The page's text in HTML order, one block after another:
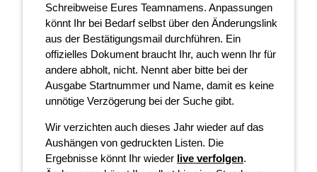
Schreibweise Eures Teamnamens. Anpassungen
könnt Ihr bei Bedarf selbst über den Änderungslink
aus der Bestätigungsmail durchführen. Ein
offizielles Dokument braucht Ihr, auch wenn Ihr für
andere abholt, nicht. Nennt aber bitte bei der
Ausgabe Startnummer und Name, damit es keine
unnötige Verzögerung bei der Suche gibt.
Wir verzichten auch dieses Jahr wieder auf das
Aushängen von gedruckten Listen. Die
Ergebnisse könnt Ihr wieder live verfolgen.